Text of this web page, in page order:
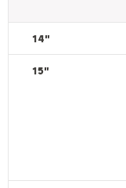
14"
15"